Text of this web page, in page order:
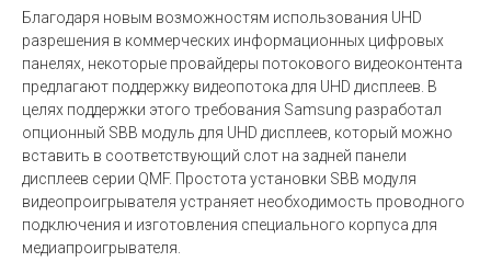
Благодаря новым возможностям использования UHD
разрешения в коммерческих информационных цифровых
панелях, некоторые провайдеры потокового видеоконтента
предлагают поддержку видеопотока для UHD дисплеев. В
целях поддержки этого требования Samsung разработал
опционный SBB модуль для UHD дисплеев, который можно
вставить в соответствующий слот на задней панели
дисплеев серии QMF. Простота установки SBB модуля
видеопроигрывателя устраняет необходимость проводного
подключения и изготовления специального корпуса для
медиапроигрывателя.